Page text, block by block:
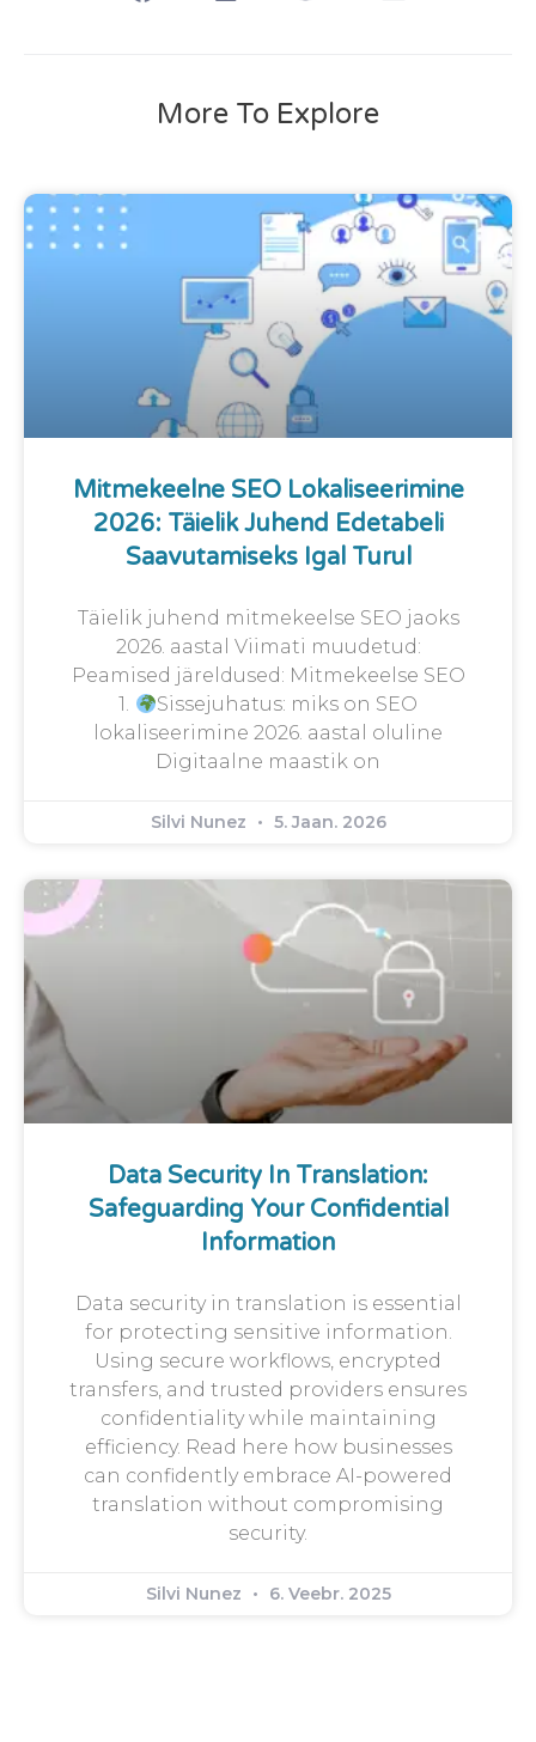
More To Explore
Mitmekeelne SEO Lokaliseerimine
2026: Täielik Juhend Edetabeli
Saavutamiseks Igal Turul
Täielik juhend mitmekeelse SEO jaoks
2026. aastal Viimati muudetud:
Peamised järeldused: Mitmekeelse SEO
1.
Sissejuhatus: miks on SEO
lokaliseerimine 2026. aastal oluline
Digitaalne maastik on
Silvi Nunez 5. Jaan. 2026
Data Security In Translation:
Safeguarding Your Confidential
Information
Data security in translation is essential
for protecting sensitive information.
Using secure workflows, encrypted
transfers, and trusted providers ensures
confidentiality while maintaining
efficiency. Read here how businesses
can confidently embrace AI-powered
translation without compromising
security.
Silvi Nunez 6. Veebr. 2025